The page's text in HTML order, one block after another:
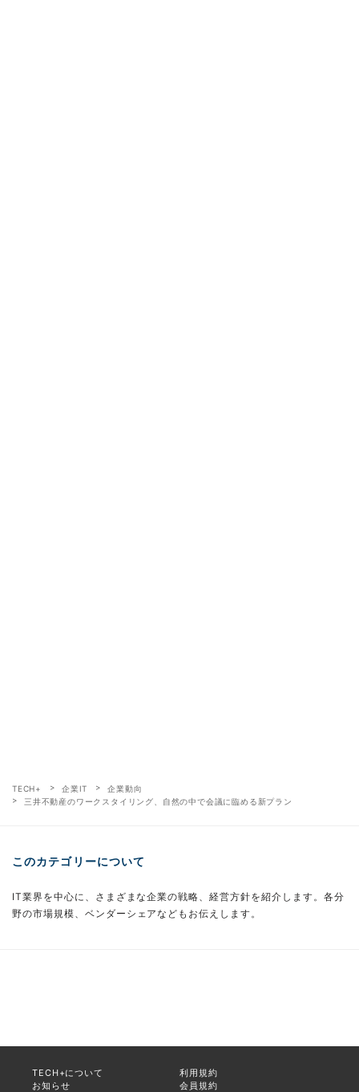
TECH+ 企業IT
企業動向
三井不動産のワークスタイリング、自然の中で会議に臨める新プラン
このカテゴリーについて
IT業界を中心に、さまざまな企業の戦略、経営方針を紹介します。各分
野の市場規模、ベンダーシェアなどもお伝えします。
TECH+について
利用規約
お知らせ
会員規約